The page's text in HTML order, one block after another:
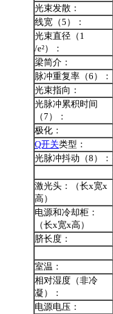
光束发散：
线宽（5）：
光束直径（1
/e²）：
梁简介：
脉冲重复率（6）：
光束指向：
光脉冲累积时间
（7）：
极化：
Q开关类型：
光脉冲抖动（8）：
激光头：（长x宽x
高）
电源和冷却柜：
（长x宽x高）
脐长度：
室温：
相对湿度（非冷
凝）：
电源电压：